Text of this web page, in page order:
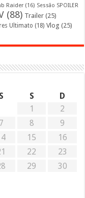
Raider (16) Sessão SPOILER
(88) Trailer (25)
Ultimato (18) Vlog (25)
S S
D
1
2
7 8
9
15
16
22
23
29
30